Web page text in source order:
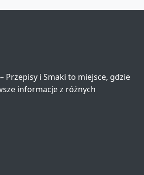
Przepisy i Smaki to miejsce, gdzie
informacje z różnych